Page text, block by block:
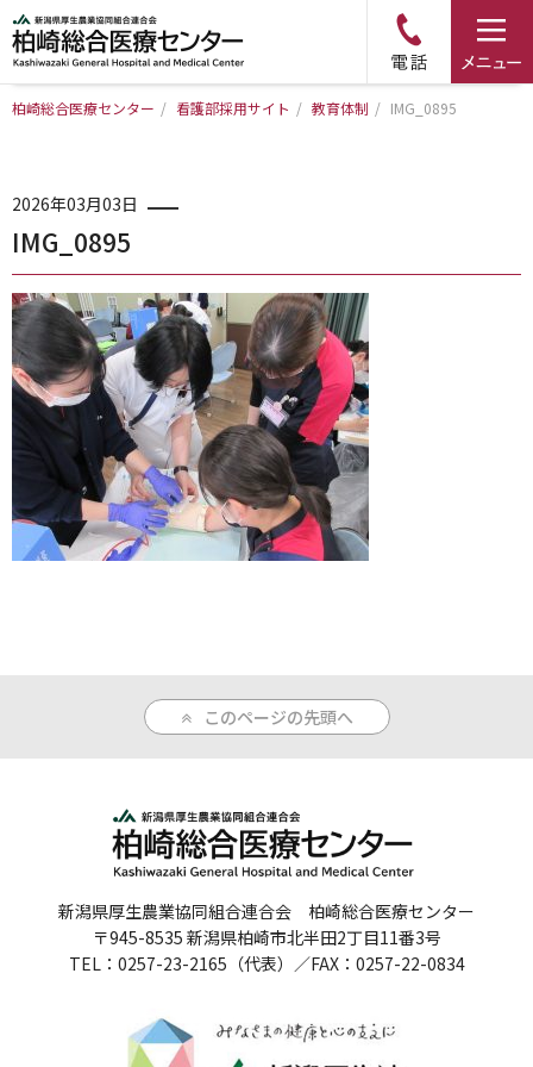
病院について
診療科・部門のご案内
アクセス
外来のご案内
入院のご案内
人間ドックのご案内
反社会的勢力に対する基本方針
院内感染対策指針
サイトマップ
柏崎総合医療センター / 看護部採用サイト / 教育体制 / IMG_0895
2026年03月03日
IMG_0895
このページの先頭へ
新潟県厚生農業協同組合連合会 柏崎総合医療センター
〒945-8535 新潟県柏崎市北半田2丁目11番3号
TEL：0257-23-2165（代表）／FAX：0257-22-0834